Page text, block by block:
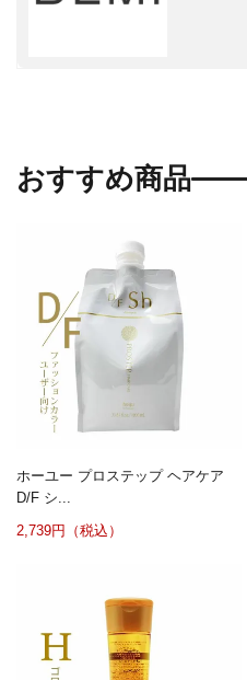
おすすめ商品
ホーユー プロステップ ヘアケア
D/F シ...
2,739円（税込）